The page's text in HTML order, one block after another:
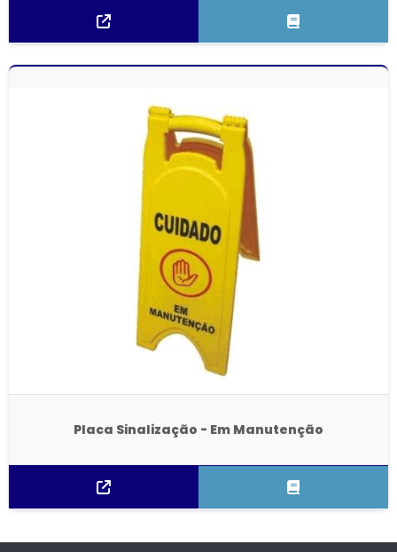
Placa Sinalização - Em Manutenção